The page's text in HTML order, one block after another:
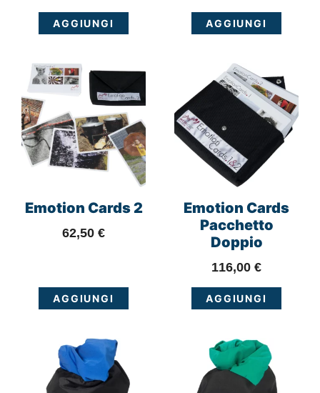
AGGIUNGI AGGIUNGI
Emotion Cards 2
62,50 €
AGGIUNGI
Emotion Cards
Pacchetto
Doppio
116,00 €
AGGIUNGI